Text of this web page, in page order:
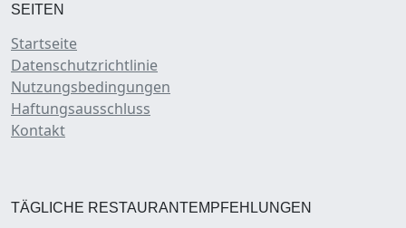
SEITEN
Startseite
Datenschutzrichtlinie
Nutzungsbedingungen
Haftungsausschluss
Kontakt
TÄGLICHE RESTAURANTEMPFEHLUNGEN